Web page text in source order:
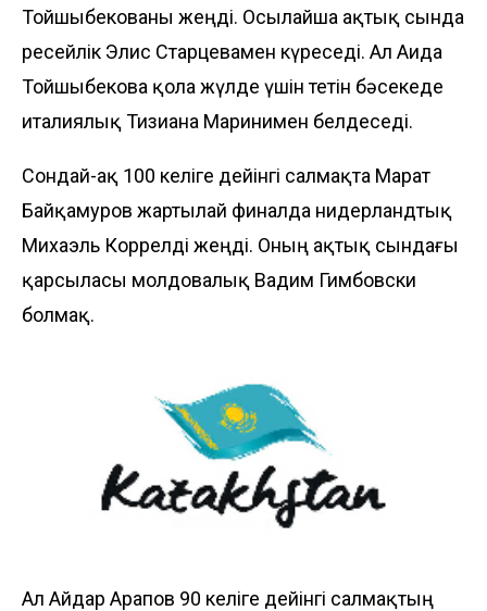
Тойшыбекованы жеңді. Осылайша ақтық сында
ресейлік Элис Старцевамен күреседі. Ал Аида
Тойшыбекова қола жүлде үшін өтетін бәсекеде
италиялық Тизиана Маринимен белдеседі.
Сондай-ақ 100 келіге дейінгі салмақта Марат
Байқамуров жартылай финалда нидерландтық
Михаэль Коррелді жеңді. Оның ақтық сындағы
қарсыласы молдовалық Вадим Гимбовски
болмақ.
Ал Айдар Арапов 90 келіге дейінгі салмақтың